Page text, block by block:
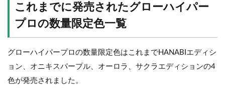
これまでに発売されたグローハイパー
プロの数量限定色一覧
グローハイパープロの数量限定色はこれまでHANABIエディシ
ョン、オニキスパープル、オーロラ、サクラエディションの4
色が発売されました。